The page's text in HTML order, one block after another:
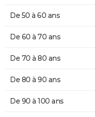
De 50 à 60 ans
De 60 à 70 ans
De 70 à 80 ans
De 80 à 90 ans
De 90 à 100 ans